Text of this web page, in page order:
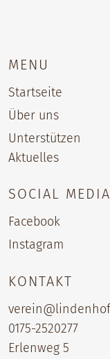
MENU
Startseite
Über uns
Unterstützen
Aktuelles
KONTAKT
0175-2520277‬
Erlenweg 5
SOCIAL MEDIA
Instagram
Facebook